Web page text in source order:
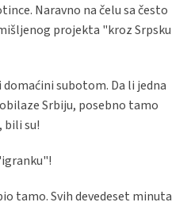
Naravno na čelu sa često
projekta "kroz Srpsku
subotom. Da li jedna
Srbiju, posebno tamo
bili su!
tamo. Svih devedeset minuta